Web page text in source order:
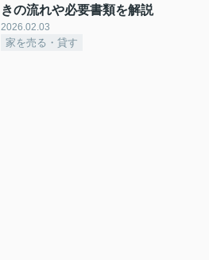
きの流れや必要書類を解説
2026.02.03
家を売る・貸す